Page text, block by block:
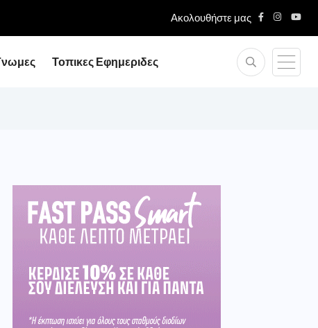
Ακολουθήστε μας
Τοπικες Εφημεριδες